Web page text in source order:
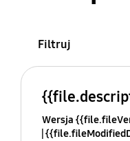
Filtruj
Wersja